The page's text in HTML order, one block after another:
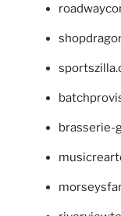
brasserie-